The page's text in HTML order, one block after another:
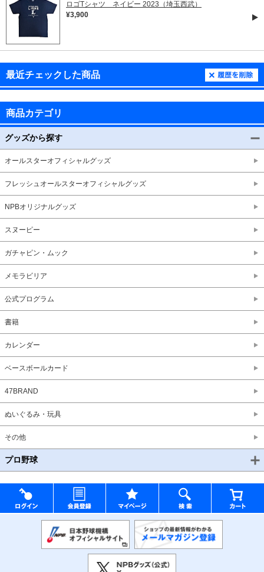
ロゴTシャツ ネイビー 2023（埼玉西武）
¥3,900
最近チェックした商品
商品カテゴリ
グッズから探す
オールスターオフィシャルグッズ
フレッシュオールスターオフィシャルグッズ
NPBオリジナルグッズ
スヌーピー
ガチャピン・ムック
メモラビリア
公式プログラム
書籍
カレンダー
ベースボールカード
47BRAND
ぬいぐるみ・玩具
その他
プロ野球